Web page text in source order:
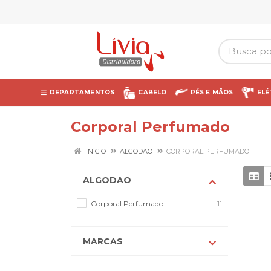
DEPARTAMENTOS CABELO PÉS E MÃOS
Corporal Perfumado
INÍCIO ALGODAO CORPORAL PERFUMADO
ALGODAO
Corporal Perfumado 11
MARCAS